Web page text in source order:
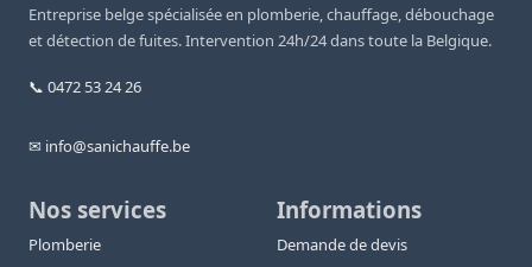
Entreprise belge spécialisée en plomberie, chauffage, débouchage
et détection de fuites. Intervention 24h/24 dans toute la Belgique.
📞 0472 53 24 26
✉ info@sanichauffe.be
Nos services
Plomberie
Informations
Demande de devis